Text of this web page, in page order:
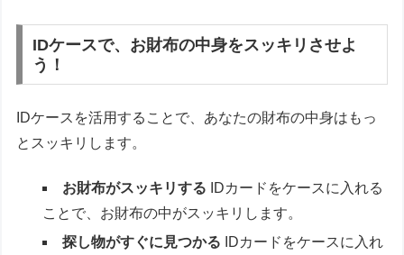
IDケースで、お財布の中身をスッキリさせよ
う！
IDケースを活用することで、あなたの財布の中身はもっ
とスッキリします。
お財布がスッキリする IDカードをケースに入れる
ことで、お財布の中がスッキリします。
探し物がすぐに見つかる IDカードをケースに入れ